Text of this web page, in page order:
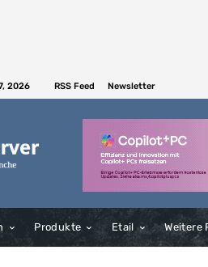
2026 RSS Feed Newsletter
Produkte Etail Weitere